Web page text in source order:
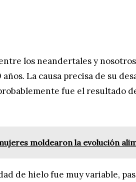
los neandertales y nosotros
La causa precisa de su
fue el resultado
moldearon la evolución
de hielo fue muy variable,